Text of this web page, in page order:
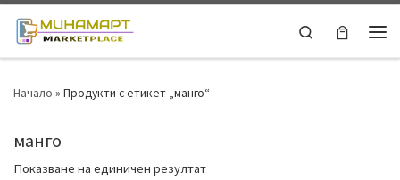
Skip to content
Search
Начало » Продукти с етикет „манго“
манго
Показване на единичен резултат